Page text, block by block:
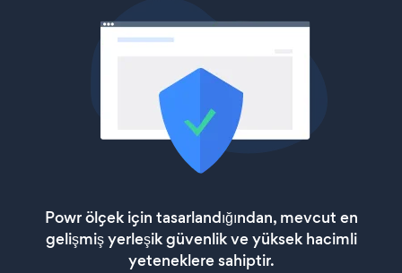
Powr ölçek için tasarlandığından, mevcut en
gelişmiş yerleşik güvenlik ve yüksek hacimli
yeteneklere sahiptir.